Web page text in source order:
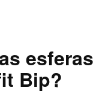
esferas
Bip?